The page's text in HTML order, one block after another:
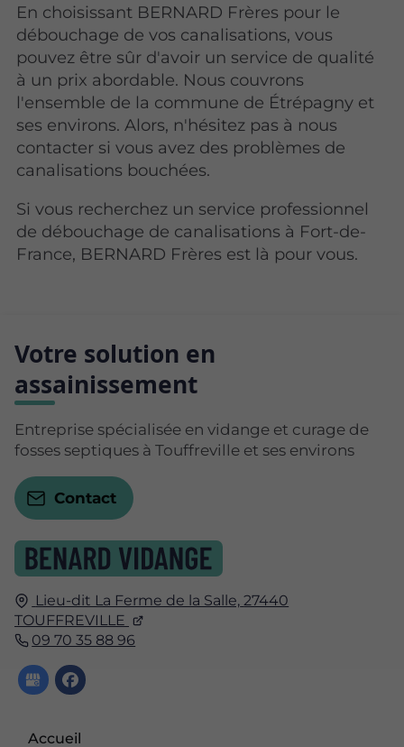
En choisissant BERNARD Frères pour le
débouchage de vos canalisations, vous
pouvez être sûr d'avoir un service de qualité
à un prix abordable. Nous couvrons
l'ensemble de la commune de Étrépagny et
ses environs. Alors, n'hésitez pas à nous
contacter si vous avez des problèmes de
canalisations bouchées.
Si vous recherchez un service professionnel
de débouchage de canalisations à Fort-de-
France, BERNARD Frères est là pour vous.
Lieu-dit La Ferme de la Salle, 27440
TOUFFREVILLE
09 70 35 88 96
Accueil
Votre solution en
assainissement
Entreprise spécialisée en vidange et curage de
fosses septiques à Touffreville et ses environs
Contact